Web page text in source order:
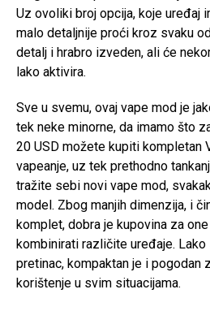
Uz ovoliki broj opcija, koje uređaj
malo detaljnije proći kroz svaku
detalj i hrabro izveden, ali će
lako aktivira.
Sve u svemu, ovaj vape mod je
tek neke minorne, da imamo što
20 USD možete kupiti kompletan
vapeanje, uz tek prethodno
tražite sebi novi vape mod,
model. Zbog manjih dimenzija, i
komplet, dobra je kupovina za
kombinirati različite uređaje.
pretinac, kompaktan je i pogodan
korištenje u svim situacijama.